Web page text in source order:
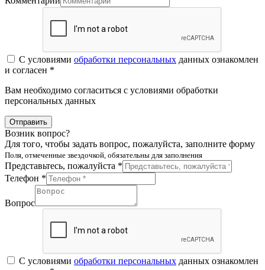
С условиями обработки персональных данных ознакомлен
и согласен *
Вам необходимо согласиться с условиями обработки
персональных данных
Отправить
Возник вопрос?
Для того, чтобы задать вопрос, пожалуйста, заполните форму
Поля, отмеченные звездочкой, обязательны для заполнения
Представьтесь, пожалуйста *
Телефон *
Вопрос
С условиями обработки персональных данных ознакомлен